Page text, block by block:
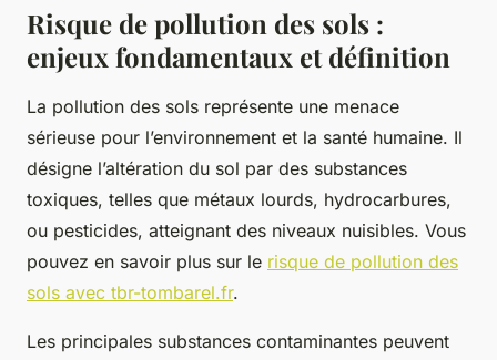
Risque de pollution des sols :
enjeux fondamentaux et définition
La pollution des sols représente une menace
sérieuse pour l’environnement et la santé humaine. Il
désigne l’altération du sol par des substances
toxiques, telles que métaux lourds, hydrocarbures,
ou pesticides, atteignant des niveaux nuisibles. Vous
pouvez en savoir plus sur le risque de pollution des
sols avec tbr-tombarel.fr.
Les principales substances contaminantes peuvent